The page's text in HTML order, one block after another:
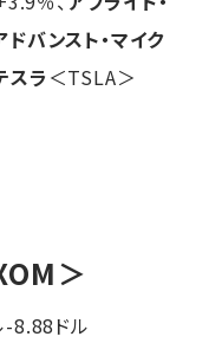
ドバンスト・マイク
スラ ＜TSLA＞
＞
ドル